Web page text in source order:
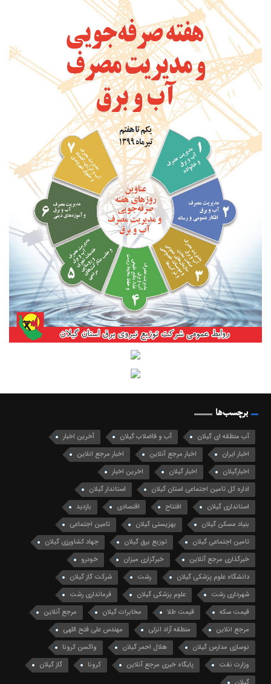
برچسب‌ها
آب منطقه ای گیلان آب و فاضلاب گیلان
آخرین اخبار
اخبار ایران
اخبار مرجع آنلاین
اخبار مرجع انلاین
اخبارگیلان
اخبار گیلان
اخرین اخبار
اداره کل تامین اجتماعی استان گیلان
استاندار گیلان
استانداری گیلان
افتتاح اقتصادی
بازدید
بنیاد مسکن گیلان
بهزیستی گیلان
تامین اجتماعی
تامین اجتماعی گیلان
توزیع برق گیلان
جهاد کشاورزی گیلان
خبرگذاری مرجع آنلاین
خبرگزاری میزان
خودرو
دانشگاه علوم پزشکی گیلان
رشت
شرکت گاز گیلان
شهرداری رشت
علوم پزشکی گیلان
فرمانداری رشت
قیمت سکه
قیمت طلا مخابرات گیلان
مرجع آنلاین
مرجع انلاین
منطقه آزاد انزلی
مهندس علی فتح اللهی
نوسازی مدارس گیلان
هلال احمر گیلان
واکسن کرونا
وزارت نفت
پایگاه خبری مرجع آنلاین کرونا
گاز گیلان